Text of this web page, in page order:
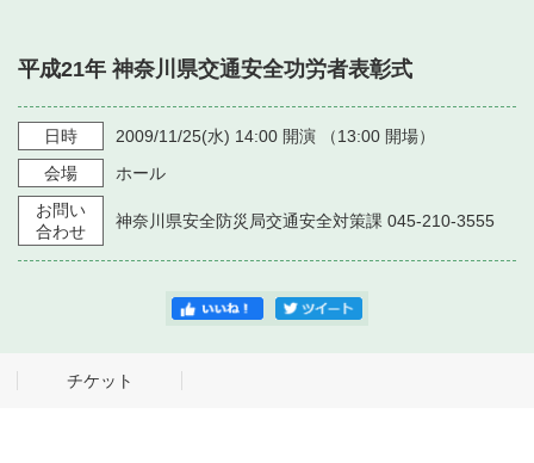
・ よくある質問
・ 施設を借りる
・ 空き状況
・ 抽選対象日
・ 利用料金
音楽堂について
・ 音楽堂のご案内
・ フロアマップ
・ 芸術参与
神奈川県立音楽堂
SNS
平成21年 神奈川県交通安全功労者表彰式
日時 2009/11/25(水) 14:00 開演 （13:00 開場）
会場
ホール
お問い
合わせ
神奈川県安全防災局交通安全対策課 045-210-3555
チケット